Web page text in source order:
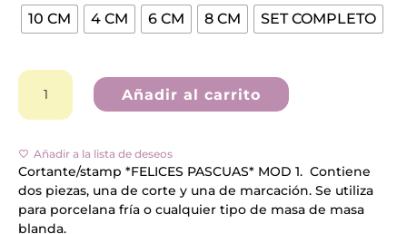
10 CM 4 CM 6 CM 8 CM SET COMPLETO
Cortante/stamp
*FELICES
MOD
cantidad
Añadir al carrito
t
e
n
a
t
Añadir a la lista de deseos
Cortante/stamp *FELICES PASCUAS* MOD 1. Contiene
dos piezas, una de corte y una de marcación. Se utiliza
para porcelana fría o cualquier tipo de masa de masa
blanda.